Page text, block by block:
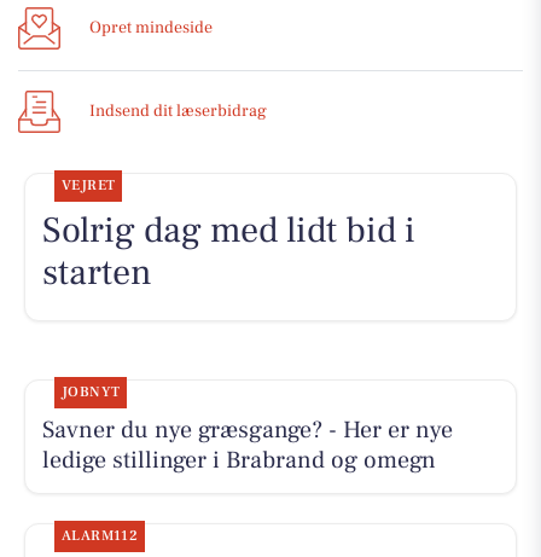
Opret mindeside
Indsend dit læserbidrag
VEJRET
Solrig dag med lidt bid i
starten
JOBNYT
Savner du nye græsgange? - Her er nye
ledige stillinger i Brabrand og omegn
ALARM112